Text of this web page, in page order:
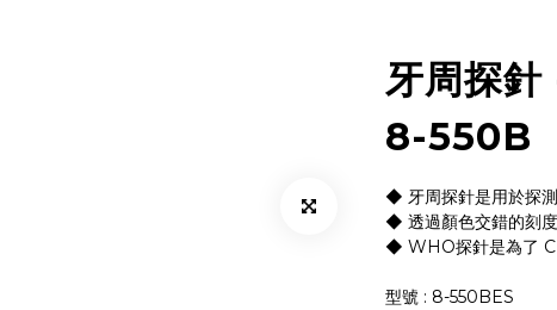
牙周探
8-550B
◆ 牙周探針是用於探
◆ 透過顏色交錯的刻
◆ WHO探針是為了
型號 : 8-550BES